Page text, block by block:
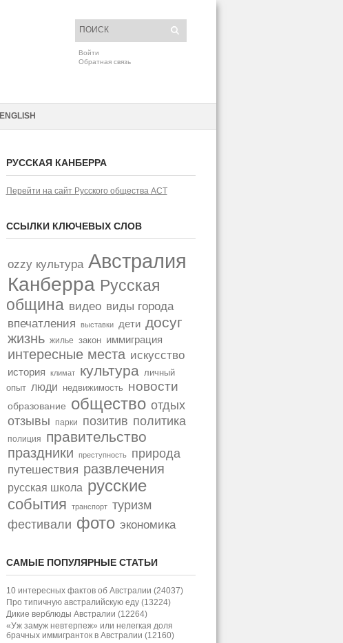
Войти
Обратная связь
ENGLISH
РУССКАЯ КАНБЕРРА
Перейти на сайт Русского общества АСТ
ССЫЛКИ КЛЮЧЕВЫХ СЛОВ
ozzy культура Австралия
Канберра Русская
община видео виды города
впечатления
выставки дети досуг
жизнь жилье закон иммиграция
интересные места искусство
история климат культура личный
опыт люди недвижимость новости
образование общество отдых
отзывы парки позитив политика
полиция правительство
праздники преступность природа
путешествия развлечения
русская школа русские
события транспорт туризм
фестивали фото экономика
САМЫЕ ПОПУЛЯРНЫЕ СТАТЬИ
10 интересных фактов об Австралии (24037)
Про типичную австралийскую еду (13224)
Дикие верблюды Австралии (12264)
«Уж замуж невтерпеж» или нелегкая доля
брачных иммигранток в Австралии (12160)